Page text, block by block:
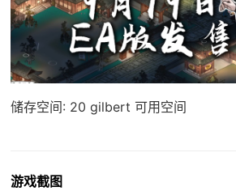
储存空间: 20 gilbert 可用空间
游戏截图